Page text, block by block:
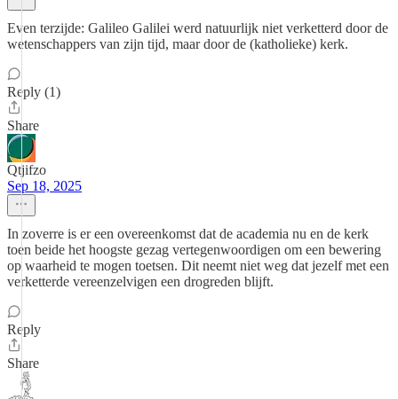
Even terzijde: Galileo Galilei werd natuurlijk niet verketterd door de
wetenschappers van zijn tijd, maar door de (katholieke) kerk.
Reply (1)
Share
Qtjifzo
Sep 18, 2025
In zoverre is er een overeenkomst dat de academia nu en de kerk
toen beide het hoogste gezag vertegenwoordigen om een bewering
op waarheid te mogen toetsen. Dit neemt niet weg dat jezelf met een
verketterde vereenzelvigen een drogreden blijft.
Reply
Share